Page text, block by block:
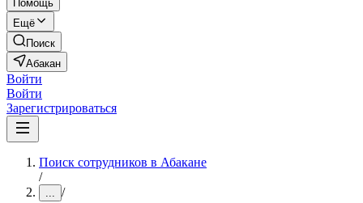
Помощь
Ещё
Поиск
Абакан
Войти
Войти
Зарегистрироваться
Поиск сотрудников в Абакане
/
... /